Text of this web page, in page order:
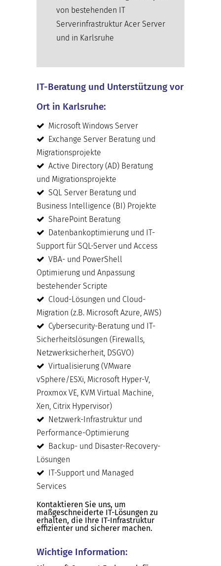
von bestehenden IT
Serverinfrastruktur Acer Server
und in Karlsruhe
IT-Beratung und Unterstützung vor
Ort in Karlsruhe:
Microsoft Windows Server
Exchange Server Beratung und
Migrationsprojekte
Active Directory (AD) Beratung
und Migrationsprojekte
SQL Server Beratung und
Business Intelligence (BI) Projekte
SharePoint Beratung
Datenbankoptimierung und IT-
Support für SQL-Server und Access
VBA- und PowerShell
Optimierung und Anpassung
bestehender Scripte
Cloud-Lösungen und Cloud-
Migration (z.B. Microsoft Azure, AWS)
Cybersecurity-Beratung und IT-
Sicherheitslösungen (Firewalls,
Netzwerksicherheit, DSGVO)
Virtualisierung (VMware
vSphere/ESXi, Microsoft Hyper-V,
Proxmox VE, KVM Virtual Machine,
Xen, Citrix Hypervisor)
Netzwerk-Infrastruktur und
Performance-Optimierung
Backup- und Disaster-Recovery-
Lösungen
IT-Support und Managed
Services
Kontaktieren Sie uns, um
maßgeschneiderte IT-Lösungen zu
erhalten, die Ihre IT-Infrastruktur
effizienter und sicherer machen.
Wichtige Information: